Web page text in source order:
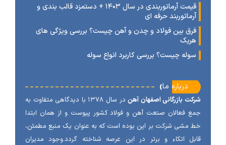
قیمت آرماتوربندی در سال ۱۴۰۳ + دستمزد قالب بندی و
حرفه ای
بین فولاد و چدن و آهن چیست؟ بررسی ویژگی های
چیست؟ بررسی کاربرد انواع سوله
درباره ما
بازرگانی اصفهان آهن
در سال ۱۳۷۸ با دیدگاهی متفاوت به
فعالان صنعت آهن و فولاد کشور پیوست و از همان ابتدا
مشی شرکت بر این بوده است که به عنوان یک منبع مطمئن،
اتکاء و برتر در این عرصه شناخته گردد.وجود مدیران